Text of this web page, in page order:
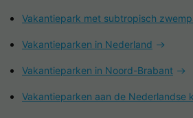
Vakantiepark met subtropisch
Vakantieparken in Nederland
Vakantieparken in Noord-Brabant
Vakantieparken aan de Nederlandse